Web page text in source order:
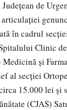
de
în cadrul
Clinic
şi
al secţiei
15.000 lei şi
(CJAS)